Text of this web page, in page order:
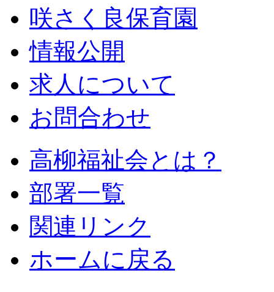
咲さく良保育園
情報公開
求人について
お問合わせ
高柳福祉会とは？
部署一覧
関連リンク
ホームに戻る